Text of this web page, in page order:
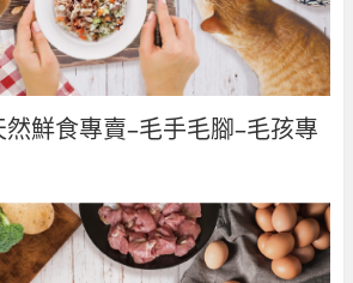
鮮食專賣–毛手毛腳–毛孩專